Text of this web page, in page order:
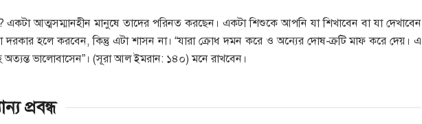
আত্মসম্মানহীন মানুষে তাদের পরিনত করছেন। একটা শিশুকে আপনি যা শিখাবেন বা যা দেখাবেন
দরকার হলে করবেন, কিন্তু এটা শাসন না। “যারা ক্রোধ দমন করে ও অন্যের দোষ-ক্রটি মাফ করে দেয়। এ
ভালোবাসেন”। (সূরা আল ইমরান: ১৪০) মনে রাখবেন।
প্রবন্ধ